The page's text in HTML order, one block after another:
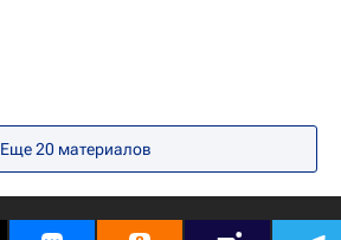
Еще 20 материалов